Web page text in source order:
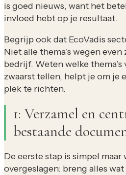
is goed nieuws, want het
invloed hebt op je resultaat.
Begrijp ook dat EcoVadis
Niet alle thema’s wegen
bedrijf. Weten welke
zwaarst tellen, helpt je om je
plek te richten.
1: Verzamel en
bestaande
De eerste stap is simpel maar
overgeslagen: breng alles